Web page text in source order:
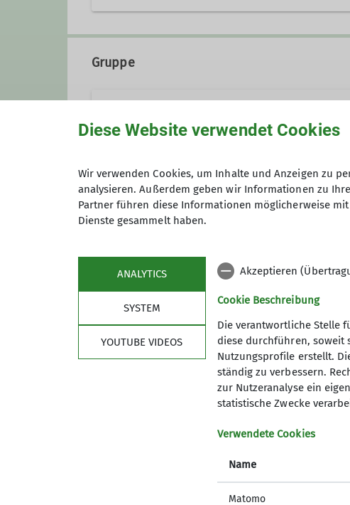
Wanderleiter*in
Gruppe
Sektion Teisendorf
Maximale Teilnehmeranzahl
Diese Website verwendet Cookies
Wir verwenden Cookies, um Inhalte und Anzeigen zu
analysieren. Außerdem geben wir Informationen zu
Partner führen diese Informationen möglicherweise
Dienste gesammelt haben.
ANALYTICS
SYSTEM
YOUTUBE VIDEOS
Akzeptieren
Cookie Beschreibung
Die verantwortliche Stelle
diese durchführen, soweit
Nutzungsprofile erstellt.
ständig zu verbessern.
zur Nutzeranalyse ein
statistische Zwecke
Verwendete Cookies
Name
Matomo